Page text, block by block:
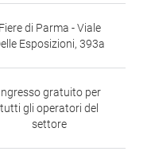
Fiere di Parma - Viale
Esposizioni, 393a
gratuito per
tutti gli operatori del
settore